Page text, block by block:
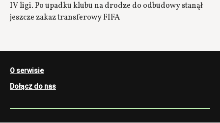
IV ligi. Po upadku klubu na drodze do odbudowy stanął
jeszcze zakaz transferowy FIFA
O serwisie
Dołącz do nas